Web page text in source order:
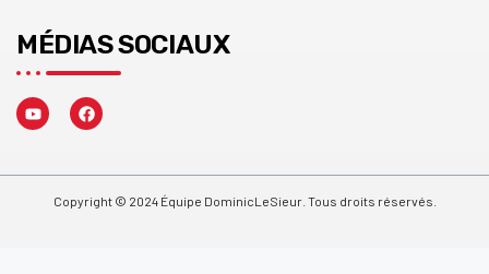
MÉDIAS SOCIAUX
Copyright © 2024 Équipe DominicLeSieur. Tous droits réservés.